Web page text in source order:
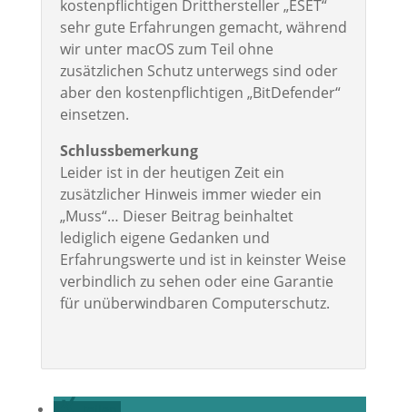
kostenpflichtigen Dritthersteller „ESET“
sehr gute Erfahrungen gemacht, während
wir unter macOS zum Teil ohne
zusätzlichen Schutz unterwegs sind oder
aber den kostenpflichtigen „BitDefender“
einsetzen.
Schlussbemerkung
Leider ist in der heutigen Zeit ein
zusätzlicher Hinweis immer wieder ein
„Muss“… Dieser Beitrag beinhaltet
lediglich eigene Gedanken und
Erfahrungswerte und ist in keinster Weise
verbindlich zu sehen oder eine Garantie
für unüberwindbaren Computerschutz.